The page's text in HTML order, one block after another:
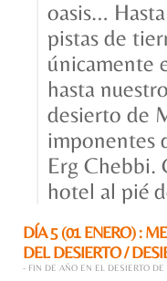
oasis…
pistas de
únicamente
hasta
desierto de
imponentes
Erg Chebbi.
hotel al pié
DÍA 5 (01 ENERO) :
DEL DESIERTO /
- FIN DE AÑO EN EL DESIERTO DE